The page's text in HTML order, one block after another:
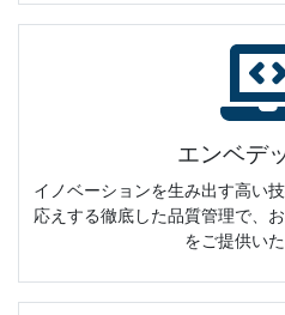
エンベデ
イノベーションを生み出す高い
応えする徹底した品質管理で、
をご提供いた